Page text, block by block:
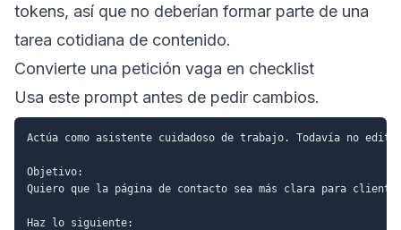
tokens, así que no deberían formar parte de una
tarea cotidiana de contenido.
Convierte una petición vaga en checklist
Usa este prompt antes de pedir cambios.
Actúa como asistente cuidadoso de trabajo. Todavía no
Objetivo:
Quiero que la página de contacto sea más clara para
Haz lo siguiente: